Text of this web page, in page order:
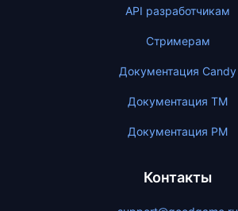
API разработчикам
Стримерам
Документация Candy
Документация ТМ
Документация PM
Контакты